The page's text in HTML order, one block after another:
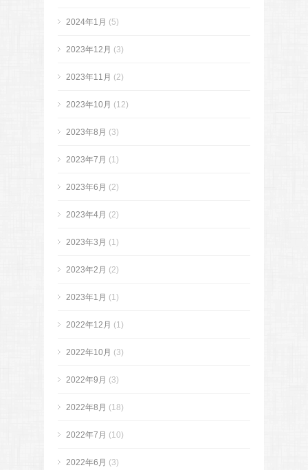
2024年1月 (5)
2023年12月 (3)
2023年11月 (2)
2023年10月 (12)
2023年8月 (3)
2023年7月 (1)
2023年6月 (2)
2023年4月 (2)
2023年3月 (1)
2023年2月 (2)
2023年1月 (1)
2022年12月 (1)
2022年10月 (3)
2022年9月 (3)
2022年8月 (18)
2022年7月 (10)
2022年6月 (3)